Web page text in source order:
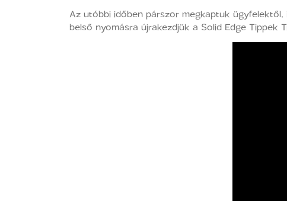
Az utóbbi időben párszor megkaptuk
belső nyomásra újrakezdjük a Solid Edge Tippek